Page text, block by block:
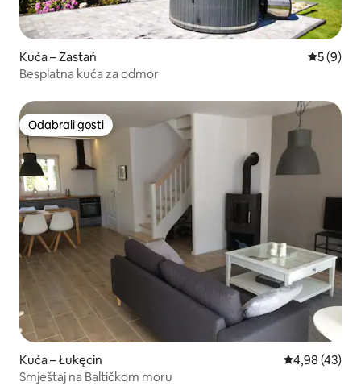
Kuća – Zastań
5 (9)
Besplatna kuća za odmor
Odabrali gosti
Odabrali gosti
Kuća – Łukęcin Prosječna
4,98 (43)
Smještaj na Baltičkom moru